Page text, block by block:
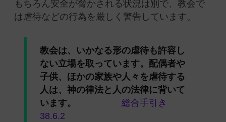
もちろん安全が脅かされる状況は別で、教会で
は虐待などの行為を厳しく警告しています。
教会は、いかなる形の虐待も許容し
ない立場を取っています。配偶者や
子供、ほかの家族や人々を虐待する
人は、神の律法と人の法律に背いて
います。 総合手引き
38.6.2